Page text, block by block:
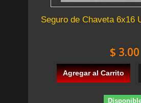
Seguro de Chaveta 6x16
$ 3.00
Agregar al Carrito